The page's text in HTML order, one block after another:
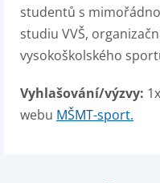
studentů s
studiu VVŠ,
vysokoškolského
Vyhlašování/výzvy:
webu MŠMT-sport.